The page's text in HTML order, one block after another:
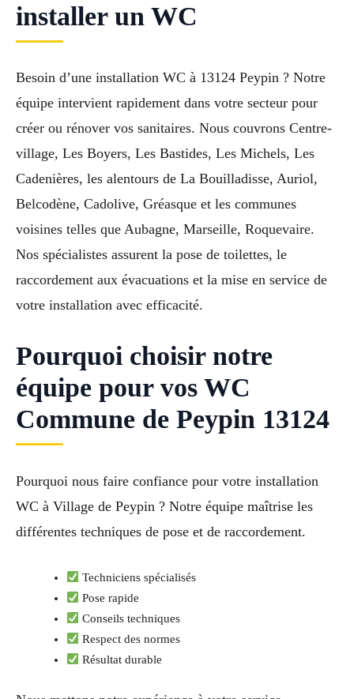
installer un WC
Besoin d’une installation WC à 13124 Peypin ? Notre
équipe intervient rapidement dans votre secteur pour
créer ou rénover vos sanitaires. Nous couvrons Centre-
village, Les Boyers, Les Bastides, Les Michels, Les
Cadenières, les alentours de La Bouilladisse, Auriol,
Belcodène, Cadolive, Gréasque et les communes
voisines telles que Aubagne, Marseille, Roquevaire.
Nos spécialistes assurent la pose de toilettes, le
raccordement aux évacuations et la mise en service de
votre installation avec efficacité.
Pourquoi choisir notre
équipe pour vos WC
Commune de Peypin 13124
Pourquoi nous faire confiance pour votre installation
WC à Village de Peypin ? Notre équipe maîtrise les
différentes techniques de pose et de raccordement.
Techniciens spécialisés
Pose rapide
Conseils techniques
Respect des normes
Résultat durable